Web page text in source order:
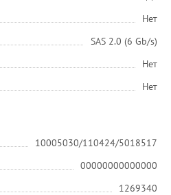
Нет
SAS 2.0 (6 Gb/s)
Нет
Нет
10005030/110424/5018517
00000000000000
1269340